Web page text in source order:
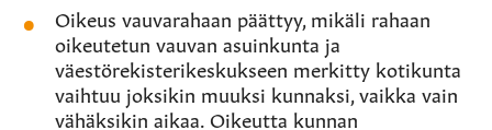
Oikeus vauvarahaan päättyy, mikäli rahaan
oikeutetun vauvan asuinkunta ja
väestörekisterikeskukseen merkitty kotikunta
vaihtuu joksikin muuksi kunnaksi, vaikka vain
vähäksikin aikaa. Oikeutta kunnan